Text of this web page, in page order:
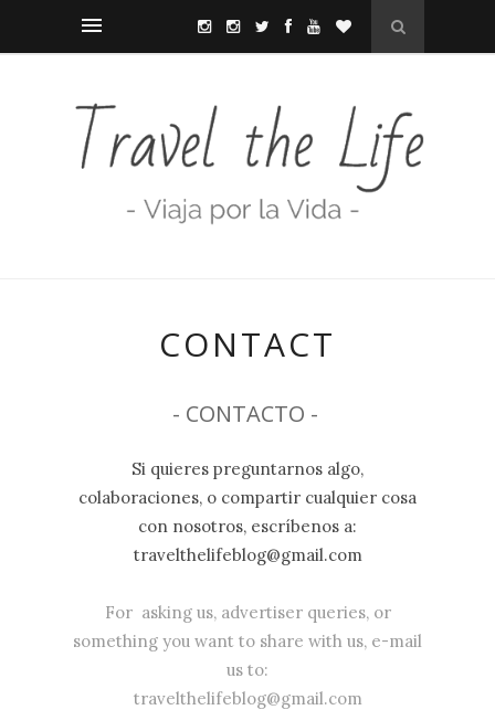
CONTACT
- CONTACTO -
Si quieres preguntarnos algo,
colaboraciones, o compartir cualquier cosa
con nosotros, escríbenos a:
travelthelifeblog@gmail.com
For asking us, advertiser queries, or
something you want to share with us, e-mail
us to:
travelthelifeblog@gmail.com